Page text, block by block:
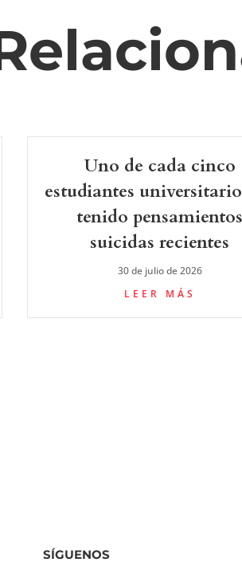
Uno de cada cinco
estudiantes
tenido pensamientos
suicidas recientes
30 de julio de 2026
LEER MÁS
SÍGUENOS